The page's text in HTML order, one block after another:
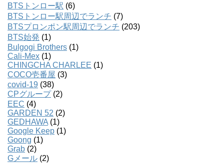
BTSトンロー駅 (6)
BTSトンロー駅周辺でランチ (7)
BTSプロンポン駅周辺でランチ (203)
BTS始発 (1)
Bulgogi Brothers (1)
Cali-Mex (1)
CHINGCHA CHARLEE (1)
COCO壱番屋 (3)
covid-19 (38)
CPグループ(2)
EEC (4)
GARDEN 52 (2)
GEDHAWA (1)
Google Keep (1)
Goong (1)
Grab (2)
Gメール (2)